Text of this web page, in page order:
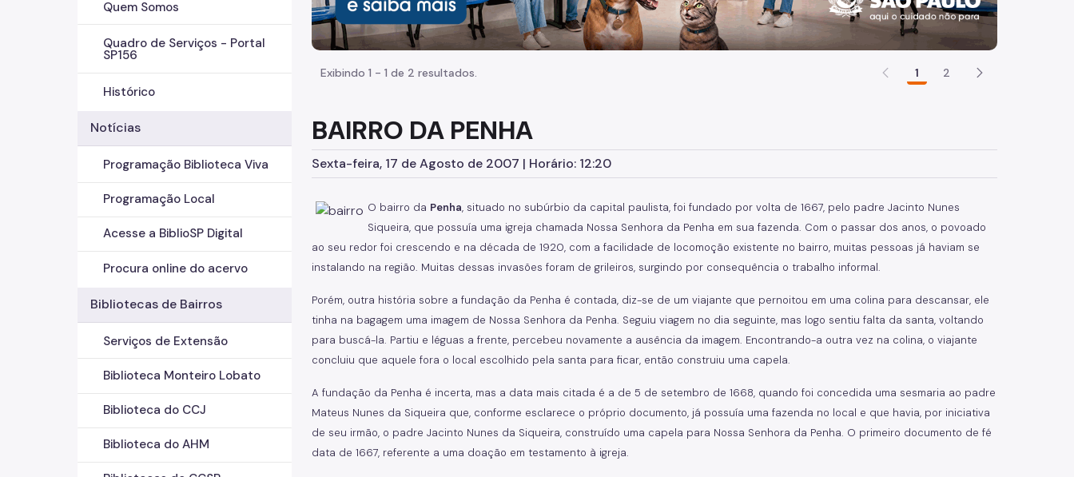
Quem Somos
Quadro de Serviços - Portal
SP156
Histórico
Notícias
Programação Biblioteca Viva
Programação Local
Acesse a BiblioSP Digital
Procura online do acervo
Bibliotecas de Bairros
Serviços de Extensão
Biblioteca Monteiro Lobato
Biblioteca do CCJ
Biblioteca do AHM
Exibindo 1 - 1 de 2 resultados. 1 2
BAIRRO DA PENHA
Sexta-feira, 17 de Agosto de 2007 | Horário: 12:20
O bairro da Penha, situado no subúrbio da capital paulista, foi fundado por volta de 1667, pelo padre Jacinto Nunes
Siqueira, que possuía uma igreja chamada Nossa Senhora da Penha em sua fazenda. Com o passar dos anos, o povoado
ao seu redor foi crescendo e na década de 1920, com a facilidade de locomoção existente no bairro, muitas pessoas já haviam se
instalando na região. Muitas dessas invasões foram de grileiros, surgindo por consequência o trabalho informal.
Porém, outra história sobre a fundação da Penha é contada, diz-se de um viajante que pernoitou em uma colina para descansar, ele
tinha na bagagem uma imagem de Nossa Senhora da Penha. Seguiu viagem no dia seguinte, mas logo sentiu falta da santa, voltando
para buscá-la. Partiu e léguas a frente, percebeu novamente a ausência da imagem. Encontrando-a outra vez na colina, o viajante
concluiu que aquele fora o local escolhido pela santa para ficar, então construiu uma capela.
A fundação da Penha é incerta, mas a data mais citada é a de 5 de setembro de 1668, quando foi concedida uma sesmaria ao padre
Mateus Nunes da Siqueira que, conforme esclarece o próprio documento, já possuía uma fazenda no local e que havia, por iniciativa
de seu irmão, o padre Jacinto Nunes da Siqueira, construído uma capela para Nossa Senhora da Penha. O primeiro documento de fé
data de 1667, referente a uma doação em testamento à igreja.